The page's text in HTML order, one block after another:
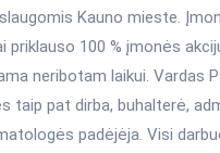
Kauno mieste.
priklauso 100 % įmonės
neribotam laikui. Vardas
taip pat dirba, buhalterė,
padėjėja. Visi